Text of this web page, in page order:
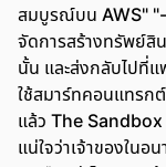
สมบูรณ์บน AWS"
จัดการสร้างทรัพย์สิ
นั้น และส่งกลับไปที่แ
ใช้สมาร์ทคอนแทรก
แล้ว The Sandbox
แน่ใจว่าเจ้าของใน